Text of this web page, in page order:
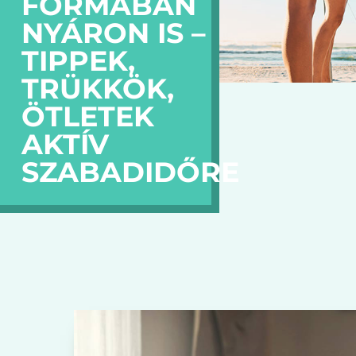
NYÁRON IS –
TIPPEK,
TRÜKKÖK,
ÖTLETEK
AKTÍV
SZABADIDŐRE